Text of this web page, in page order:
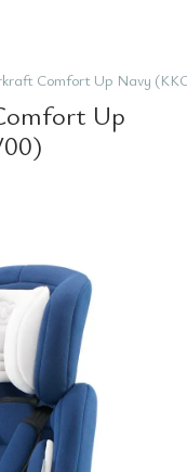
Comfort Up Navy
Up